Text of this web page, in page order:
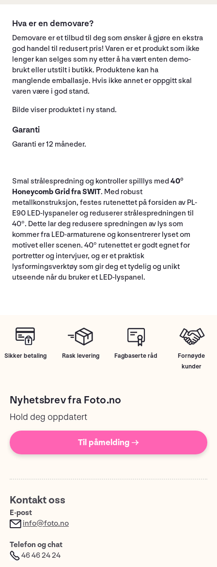
Hva er en demovare?
Demovare er et tilbud til deg som ønsker å gjøre en ekstra
god handel til redusert pris! Varen er et produkt som ikke
lenger kan selges som ny etter å ha vært enten demo-
brukt eller utstilt i butikk. Produktene kan ha
manglende emballasje. Hvis ikke annet er oppgitt skal
varen være i god stand.
Bilde viser produktet i ny stand.
Garanti
Garanti er 12 måneder.
Smal strålespredning og kontroller spilllys med40°
Honeycomb Grid fra SWIT. Med robust
metallkonstruksjon, festes rutenettet på forsiden av PL-
E90 LED-lyspaneler og reduserer strålespredningen til
40°. Dette lar deg redusere spredningen av lys som
kommer fra LED-armaturene og konsentrerer lyset om
motivet eller scenen. 40° rutenettet er godt egnet for
portretter og intervjuer, og er et praktisk
lysformingsverktøy som gir deg et tydelig og unikt
utseende når du bruker et LED-lyspanel.
Sikker betaling Rask levering Fagbaserte råd
Fornøyde
kunder
Nyhetsbrev fra Foto.no
Hold deg oppdatert
Til påmelding →
Kontakt oss
E-post
info@foto.no
Telefon og chat
46 46 24 24